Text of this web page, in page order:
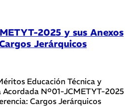
2025 y sus Anexos
Jerárquicos
Educación Técnica y
Nº01-JCMETYT-2025
Cargos Jerárquicos